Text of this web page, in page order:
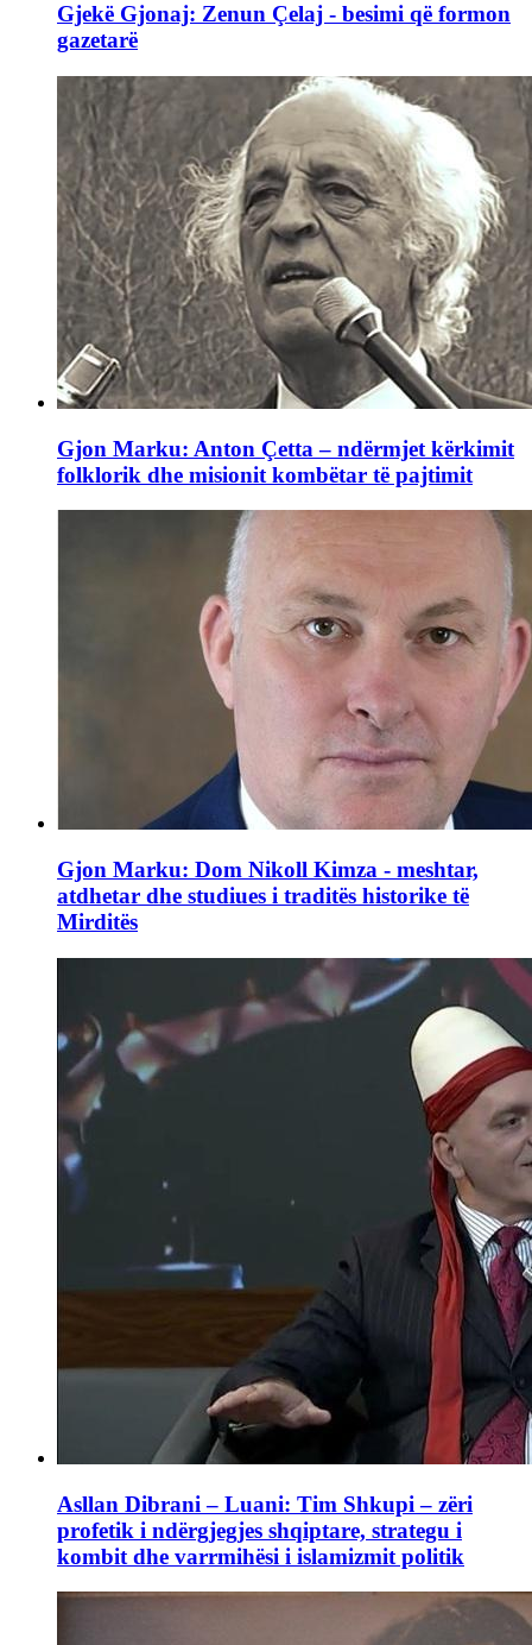
Gjekë Gjonaj: Zenun Çelaj - besimi që formon
gazetarë
Gjon Marku: Anton Çetta – ndërmjet kërkimit
folklorik dhe misionit kombëtar të pajtimit
Gjon Marku: Dom Nikoll Kimza - meshtar,
atdhetar dhe studiues i traditës historike të
Mirditës
Asllan Dibrani – Luani: Tim Shkupi – zëri
profetik i ndërgjegjes shqiptare, strategu i
kombit dhe varrmihësi i islamizmit politik